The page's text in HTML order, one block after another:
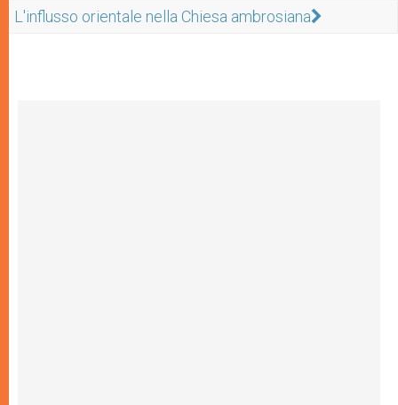
L'influsso orientale nella Chiesa ambrosiana